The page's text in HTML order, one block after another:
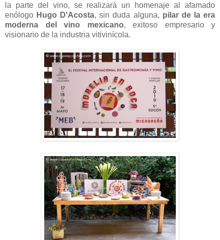
la parte del vino, se realizará un homenaje al afamado
enólogo Hugo D'Acosta, sin duda alguna, pilar de la era
moderna del vino mexicano, exitoso empresario y
visionario de la industria vitivinícola.